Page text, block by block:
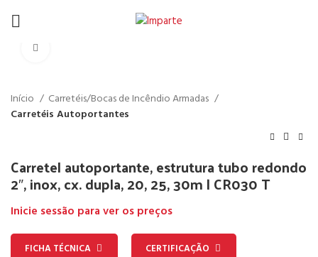
Início
Carretéis/Bocas de Incêndio Armadas
Carretéis Autoportantes
Carretel autoportante, estrutura tubo redondo
2″, inox, cx. dupla, 20, 25, 30m | CR030 T
Inicie sessão para ver os preços
FICHA TÉCNICA CERTIFICAÇÃO